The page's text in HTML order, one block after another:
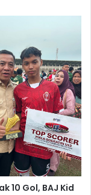
10 Gol, BAJ Kid